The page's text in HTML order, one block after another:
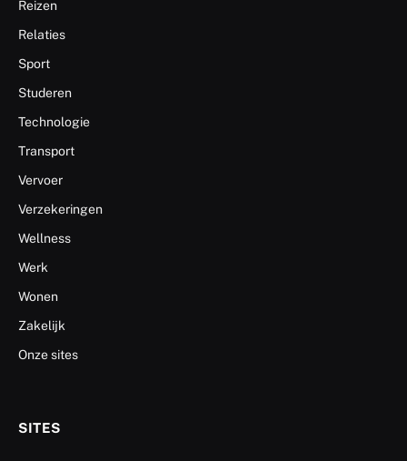
Reizen
Relaties
Sport
Studeren
Technologie
Transport
Vervoer
Verzekeringen
Wellness
Werk
Wonen
Zakelijk
Onze sites
SITES